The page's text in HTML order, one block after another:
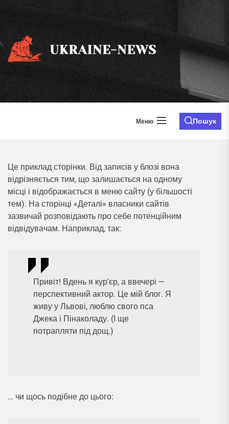
Меню Пошук
Це приклад сторінки. Від записів у блозі вона
відрізняється тим, що залишається на одному
місці і відображається в меню сайту (у більшості
тем). На сторінці «Деталі» власники сайтів
зазвичай розповідають про себе потенційним
відвідувачам. Наприклад, так:
Привіт! Вдень я кур’єр, а ввечері —
перспективний актор. Це мій блог. Я
живу у Львові, люблю свого пса
Джека і Пінаколаду. (І ще
потрапляти під дощ.)
… чи щось подібне до цього: